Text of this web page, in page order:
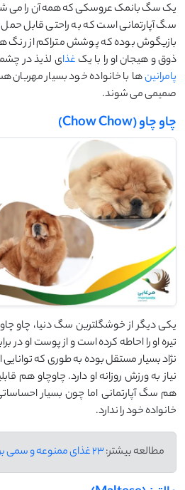
یک سگ بانمک عروسکی که همه آن را می
سگ آپارتمانی است که به راحتی قابل
بازیگوش بوده که پوشش متراکم از رنگ
ذوق و هیجان او را با یکغذای لذیذ در
پامرانینها با خانواده خود بسیار مهربان
صمیمی می شوند.
چاو چاو (Chow Chow)
یکی دیگر از خوشگلترین سگ دنیا،
تیره او را احاطه کرده است و از پوست او در
نژاد بسیار مستقل بوده به طوری که توانایی
نیاز به ورزش روزانه او دارد. چاوچاو هم
هم سگ آپارتمانی اما چون بسیار
خانواده خود را ندارد.
مطالعه بیشتر:23 غذای ممنوعه و سمی برای سگ ها + عوارض مصرف